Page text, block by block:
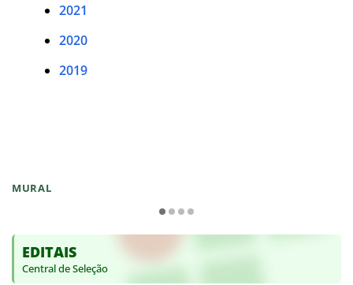
MURAL
EDITAIS
Central de Seleção
2021
2020
2019